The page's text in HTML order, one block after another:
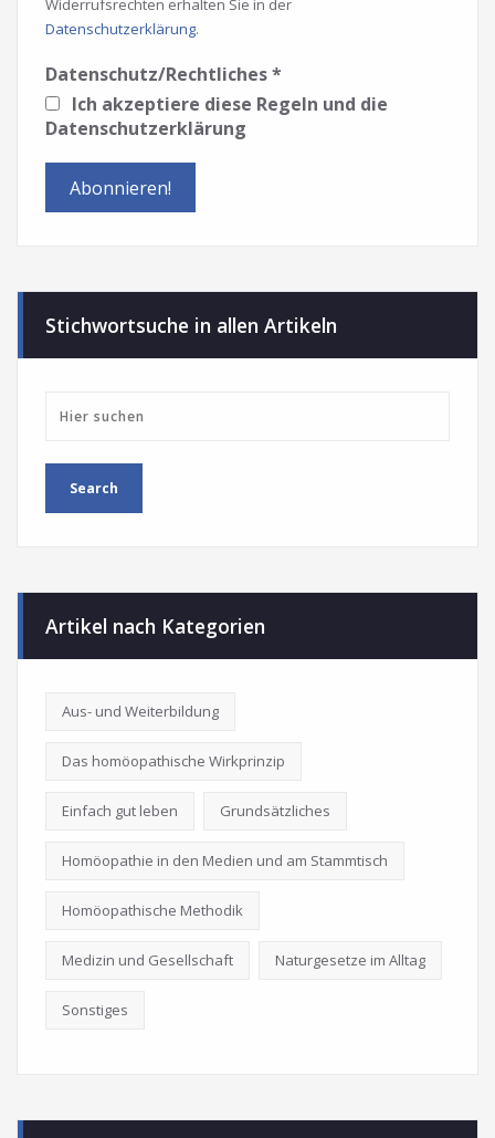
Widerrufsrechten erhalten Sie in der
Datenschutzerklärung.
Datenschutz/Rechtliches*
Ich akzeptiere diese Regeln und die
Datenschutzerklärung
Stichwortsuche in allen Artikeln
Artikel nach Kategorien
Aus- und Weiterbildung
Das homöopathische Wirkprinzip
Einfach gut leben Grundsätzliches
Homöopathie in den Medien und am Stammtisch
Homöopathische Methodik
Medizin und Gesellschaft Naturgesetze im Alltag
Sonstiges